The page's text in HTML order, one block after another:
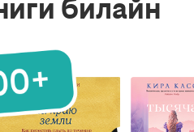
билайн